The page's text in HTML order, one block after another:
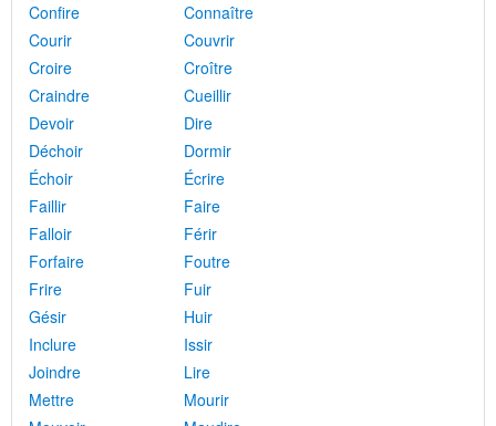
Confire
Connaître
Courir
Couvrir
Croire
Croître
Craindre
Cueillir
Devoir
Dire
Déchoir
Dormir
Échoir
Écrire
Faillir
Faire
Falloir
Férir
Forfaire
Foutre
Frire
Fuir
Gésir
Huir
Inclure
Issir
Joindre
Lire
Mettre
Mourir